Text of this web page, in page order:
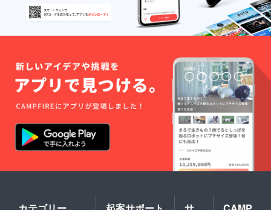
了承く
い。 ※
桜の木
有権を
譲渡す
るもの
ではあ
りませ
ん。 ※
万が
一、天
のやむ
を得な
い理由
プレー
トの内
容と、
御芳名
記入く
ださ
い。 ＜
例①＞
桜ネー
ムプ
レート
誕生記
念 山田
次郎 芳
名板 山
田 太郎
ネーム
板 株式
会社豊
田スタ
ジアム
トを付
ける桜
はお選
びいた
だけま
せん。
※木の生
育には
個体差
があり
予めご
い。 ※
桜の木